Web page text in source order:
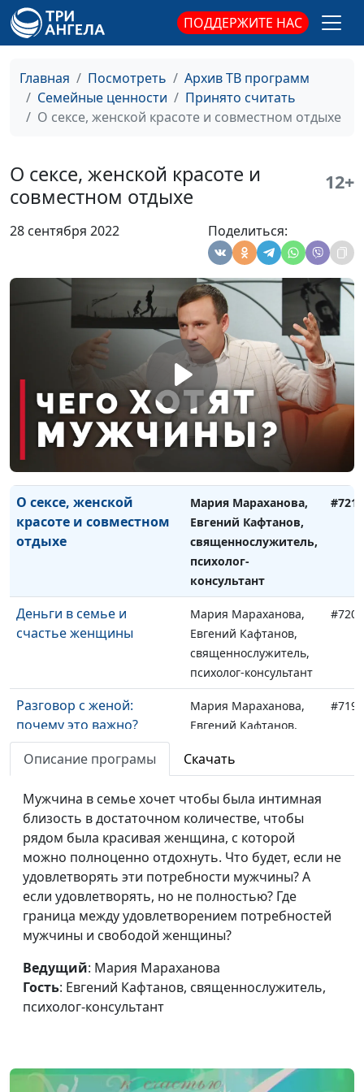
ПОДДЕРЖИТЕ НАС
Главная Посмотреть
Архив ТВ программ
Семейные ценности
Принято считать
О сексе, женской красоте и совместном отдыхе
О сексе, женской красоте и
совместном отдыхе
12+
28 сентября 2022 Поделиться:
психолог-тренер
Родовые сценарии:
нашу жизнь
Мария Мараханова,
психолог-тренер
#727
Три условия успешной
Мария Мараханова,
#726
Как сформировать
жизненную стратегию?
Мария Мараханова,
психолог-тренер
#725
жизнь?
Мария Мараханова,
Ольга Аванесова,
психолог-тренер
#724
Развитие зрелой
личности
Мария Мараханова,
Ольга Аванесова,
психолог-тренер
#723
О восхищении
мужчиной и домашнем
уюте
Мария Мараханова,
Евгений Кафтанов,
священнослужитель,
психолог-консультант
#722
О сексе, женской
красоте и совместном
отдыхе
Мария Мараханова,
Евгений Кафтанов,
священнослужитель,
психолог-
консультант
#721
Деньги в семье и
счастье женщины
Мария Мараханова,
Евгений Кафтанов,
священнослужитель,
психолог-консультант
#720
Разговор с женой:
почему это важно?
Мария Мараханова,
Евгений Кафтанов,
психолог-консультант
#719
Что нужно для счастья в
браке?
Мария Мараханова,
Евгений Кафтанов,
священнослужитель,
психолог-консультант
Мой ребёнок —
подросток: на что
обратить внимание?
Мария Мараханова,
Евгений Кафтанов,
священнослужитель,
психолог-консультант
От семи до двенадцати:
как правильно
Евгений Кафтанов,
Развитие ребенка от
Мария Мараханова,
#715
Описание програмы Скачать
Мужчина в семье хочет чтобы была интимная
близость в достаточном количестве, чтобы
рядом была красивая женщина, с которой
можно полноценно отдохнуть. Что будет, если не
удовлетворять эти потребности мужчины? А
если удовлетворять, но не полностью? Где
граница между удовлетворением потребностей
мужчины и свободой женщины?
Ведущий: Мария Мараханова
Гость: Евгений Кафтанов, священнослужитель,
психолог-консультант